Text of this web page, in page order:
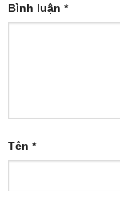
Bình luận *
Tên *